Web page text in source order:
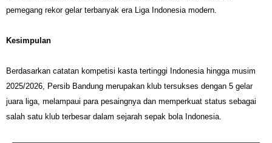
pemegang rekor gelar terbanyak era Liga Indonesia modern.
Kesimpulan
Berdasarkan catatan kompetisi kasta tertinggi Indonesia hingga musim
2025/2026, Persib Bandung merupakan klub tersukses dengan 5 gelar
juara liga, melampaui para pesaingnya dan memperkuat status sebagai
salah satu klub terbesar dalam sejarah sepak bola Indonesia.